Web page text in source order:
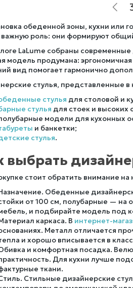
обеденной зоны, кухни или
роль: они формируют
LaLume собраны
модель продумана:
вид помогает гармонично
стулья, представленные в
стулья для столовой и
стулья для стоек и высоких
модели для кухонных
и банкетки;
стулья.
выбрать
стоит обратить внимание
Обеденные
от 100 см, полубарные — на
и подбирайте модель под
каркаса. В интернет-
Металл отличается
и хорошо вписывается в
и комфортная посадка.
Для кухни лучше
ткани.
Стильные дизайнерские